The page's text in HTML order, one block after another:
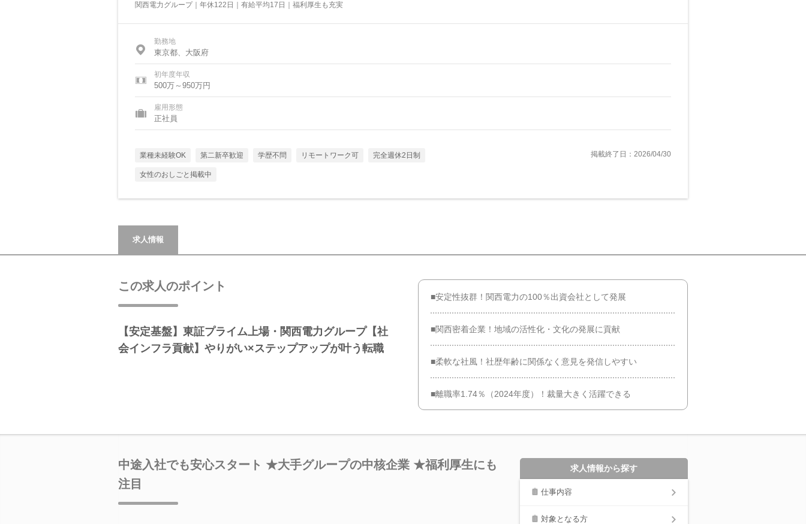
関西電力グループ｜年休122日｜有給平均17日｜福利厚生も充実
勤務地
東京都、大阪府
初年度年収
500万～950万円
雇用形態
正社員
業種未経験OK 第二新卒歓迎 学歴不問 リモートワーク可 完全週休2日制
女性のおしごと掲載中
掲載終了日：2026/04/30
求人情報
この求人のポイント
【安定基盤】東証プライム上場・関西電力グループ【社
会インフラ貢献】やりがい×ステップアップが叶う転職
■安定性抜群！関西電力の100％出資会社として発展
■関西密着企業！地域の活性化・文化の発展に貢献
■柔軟な社風！社歴年齢に関係なく意見を発信しやすい
■離職率1.74％（2024年度）！裁量大きく活躍できる
中途入社でも安心スタート ★大手グループの中核企業 ★福利厚生にも
注目
求人情報から探す
仕事内容
対象となる方